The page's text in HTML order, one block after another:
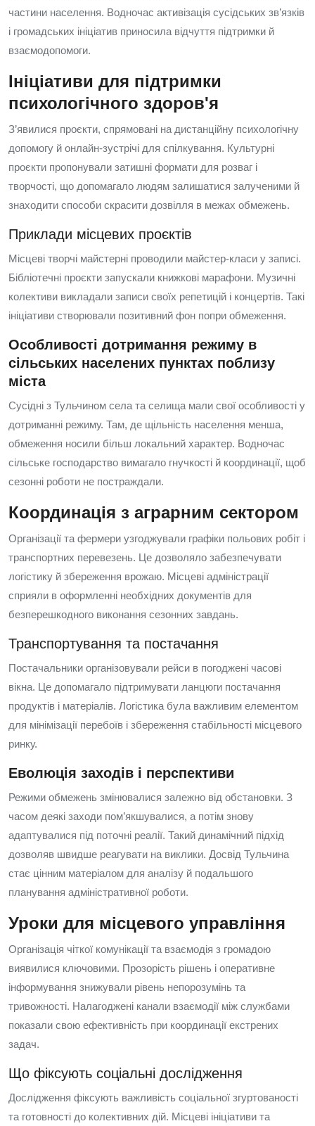
частини населення. Водночас активізація сусідських зв’язків
і громадських ініціатив приносила відчуття підтримки й
взаємодопомоги.
Ініціативи для підтримки
психологічного здоров'я
З’явилися проєкти, спрямовані на дистанційну психологічну
допомогу й онлайн‑зустрічі для спілкування. Культурні
проєкти пропонували затишні формати для розваг і
творчості, що допомагало людям залишатися залученими й
знаходити способи скрасити дозвілля в межах обмежень.
Приклади місцевих проєктів
Місцеві творчі майстерні проводили майстер‑класи у записі.
Бібліотечні проєкти запускали книжкові марафони. Музичні
колективи викладали записи своїх репетицій і концертів. Такі
ініціативи створювали позитивний фон попри обмеження.
Особливості дотримання режиму в
сільських населених пунктах поблизу
міста
Сусідні з Тульчином села та селища мали свої особливості у
дотриманні режиму. Там, де щільність населення менша,
обмеження носили більш локальний характер. Водночас
сільське господарство вимагало гнучкості й координації, щоб
сезонні роботи не постраждали.
Координація з аграрним сектором
Організації та фермери узгоджували графіки польових робіт і
транспортних перевезень. Це дозволяло забезпечувати
логістику й збереження врожаю. Місцеві адміністрації
сприяли в оформленні необхідних документів для
безперешкодного виконання сезонних завдань.
Транспортування та постачання
Постачальники організовували рейси в погоджені часові
вікна. Це допомагало підтримувати ланцюги постачання
продуктів і матеріалів. Логістика була важливим елементом
для мінімізації перебоїв і збереження стабільності місцевого
ринку.
Еволюція заходів і перспективи
Режими обмежень змінювалися залежно від обстановки. З
часом деякі заходи пом’якшувалися, а потім знову
адаптувалися під поточні реалії. Такий динамічний підхід
дозволяв швидше реагувати на виклики. Досвід Тульчина
стає цінним матеріалом для аналізу й подальшого
планування адміністративної роботи.
Уроки для місцевого управління
Організація чіткої комунікації та взаємодія з громадою
виявилися ключовими. Прозорість рішень і оперативне
інформування знижували рівень непорозумінь та
тривожності. Налагоджені канали взаємодії між службами
показали свою ефективність при координації екстрених
задач.
Що фіксують соціальні дослідження
Дослідження фіксують важливість соціальної згуртованості
та готовності до колективних дій. Місцеві ініціативи та